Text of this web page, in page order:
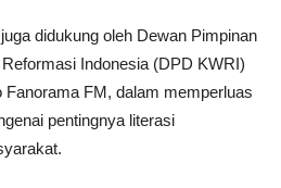
didukung oleh Dewan Pimpinan
Indonesia (DPD KWRI)
Fanorama FM, dalam memperluas
pentingnya literasi